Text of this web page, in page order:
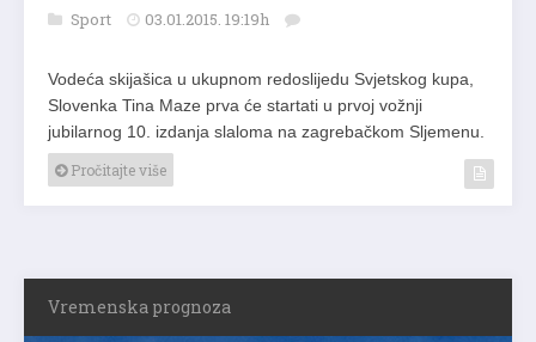
Sport 03.01.2015. 19:19h
Vodeća skijašica u ukupnom redoslijedu Svjetskog kupa,
Slovenka Tina Maze prva će startati u prvoj vožnji
jubilarnog 10. izdanja slaloma na zagrebačkom Sljemenu.
Pročitajte više
Vremenska prognoza